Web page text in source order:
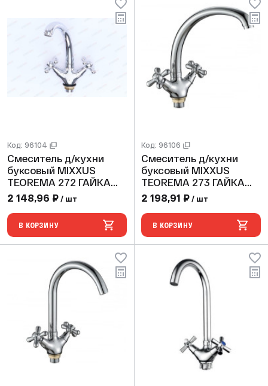
Код: 96104
Смеситель д/кухни
буксовый MIXXUS
TEOREMA 272 ГАЙКА
(10 шт/ящ)
2 148,96 ₽ / шт
В КОРЗИНУ
Код: 96106
Смеситель д/кухни
буксовый MIXXUS
TEOREMA 273 ГАЙКА
(10 шт/ящ)
2 198,91 ₽ / шт
В КОРЗИНУ